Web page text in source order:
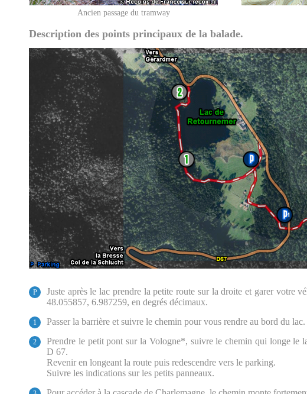
Ancien passage du tramway
Description des points principaux de la balade.
P
Juste après le lac prendre la petite route sur la droite et garer votre
48.055857, 6.987259, en degrés décimaux.
1 Passer la barrière et suivre le chemin pour vous rendre au bord du lac.
2
Prendre le petit pont sur la Vologne*, suivre le chemin qui longe le
D 67.
Revenir en longeant la route puis redescendre vers le parking.
Suivre les indications sur les petits panneaux.